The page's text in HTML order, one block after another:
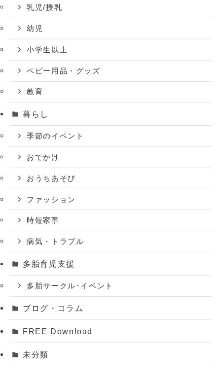
乳児/授乳
幼児
小学生以上
ベビー用品・グッズ
教育
暮らし
季節のイベント
おでかけ
おうちあそび
ファッション
時短家事
病気・トラブル
多胎育児支援
多胎サークル･イベント
ブログ・コラム
FREE Download
未分類